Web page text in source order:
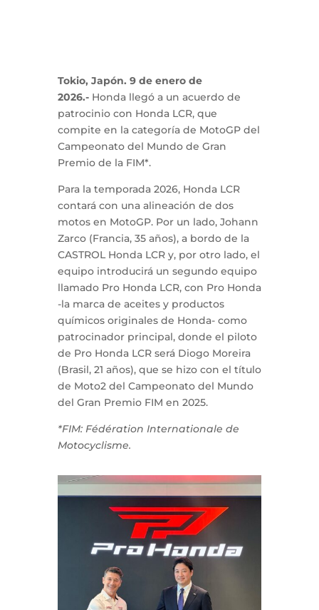
Tokio, Japón. 9 de enero de
2026.- Honda llegó a un acuerdo de
patrocinio con Honda LCR, que
compite en la categoría de MotoGP del
Campeonato del Mundo de Gran
Premio de la FIM*.
Para la temporada 2026, Honda LCR
contará con una alineación de dos
motos en MotoGP. Por un lado, Johann
Zarco (Francia, 35 años), a bordo de la
CASTROL Honda LCR y, por otro lado, el
equipo introducirá un segundo equipo
llamado Pro Honda LCR, con Pro Honda
-la marca de aceites y productos
químicos originales de Honda- como
patrocinador principal, donde el piloto
de Pro Honda LCR será Diogo Moreira
(Brasil, 21 años), que se hizo con el título
de Moto2 del Campeonato del Mundo
del Gran Premio FIM en 2025.
*FIM: Fédération Internationale de
Motocyclisme.